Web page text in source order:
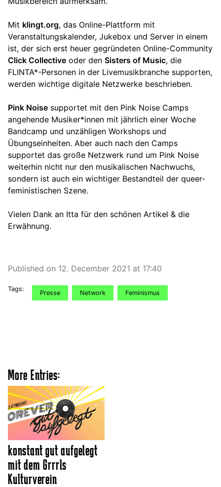
Mit klingt.org, das Online-Plattform mit
Veranstaltungskalender, Jukebox und Server in einem
ist, der sich erst heuer gegründeten Online-Community
Click Collective oder den Sisters of Music, die
FLINTA*-Personen in der Livemusikbranche supporten,
werden wichtige digitale Netzwerke beschrieben.
Pink Noise supportet mit den Pink Noise Camps
angehende Musiker*innen mit jährlich einer Woche
Bandcamp und unzähligen Workshops und
Übungseinheiten. Aber auch nach den Camps
supportet das große Netzwerk rund um Pink Noise
weiterhin nicht nur den musikalischen Nachwuchs,
sondern ist auch ein wichtiger Bestandteil der queer-
feministischen Szene.
Vielen Dank an Itta für den schönen Artikel & die
Erwähnung.
Published on 12. December 2021 at 17:40
Tags:
Presse Network Feminismus
More Entries:
konstant gut aufgelegt
mit dem Grrrls
Kulturverein